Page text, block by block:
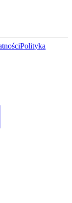
Polityka